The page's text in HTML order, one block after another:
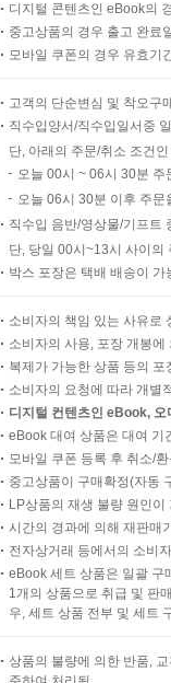
디지털 콘텐츠인 eBook의
중고상품의 경우 출고 완료
모바일 쿠폰의 경우 유효기
고객의 단순변심 및 착오구
직수입양서/직수입일서중
단, 아래의 주문/취소 조건
오늘 00시 ~ 06시 30분
오늘 06시 30분 이후 주
직수입 음반/영상물/기프트
단, 당일 00시~13시 사이의
박스 포장은 택배 배송이
소비자의 책임 있는 사유로
소비자의 사용, 포장 개봉
복제가 가능한 상품 등의
소비자의 요청에 따라 개별
디지털 컨텐츠인 eBook,
eBook 대여 상품은 대여 기
모바일 쿠폰 등록 후 취소/
중고상품이 구매확정(자동
LP상품의 재생 불량 원인
시간의 경과에 의해 재판매
전자상거래 등에서의 소비
eBook 세트 상품은 일괄 구
1개의 상품으로 취급 및 판
우, 세트 상품 전부 및 세트
상품의 불량에 의한 반품,